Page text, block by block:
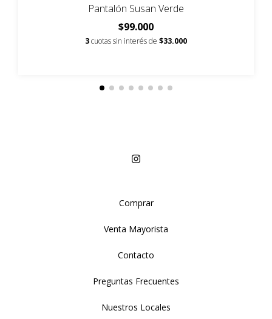
Pantalón Susan Verde
$99.000
3cuotas sin interés de $33.000
Comprar
Venta Mayorista
Contacto
Preguntas Frecuentes
Nuestros Locales